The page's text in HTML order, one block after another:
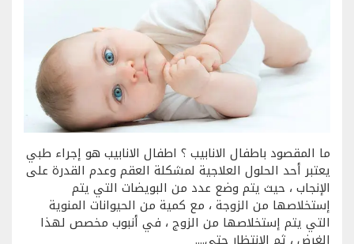
ما المقصود باطفال الانابيب ؟ اطفال الانابيب هو إجراء طبي
يعتبر أحد الحلول العلاجية لمشكلة العقم وعدم القدرة على
الإنجاب ، حيث يتم وضع عدد من البويضات التي يتم
إستخلاصها من الزوجة ، مع كمية من الحيوانات المنوية
التي يتم إستخلاصها من الزوج ، في أنبوب مخصص لهذا